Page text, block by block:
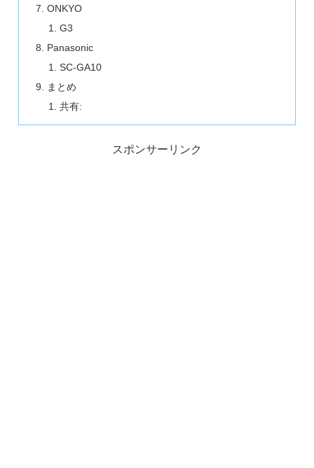
ONKYO
G3
Panasonic
SC-GA10
まとめ
共有:
スポンサーリンク